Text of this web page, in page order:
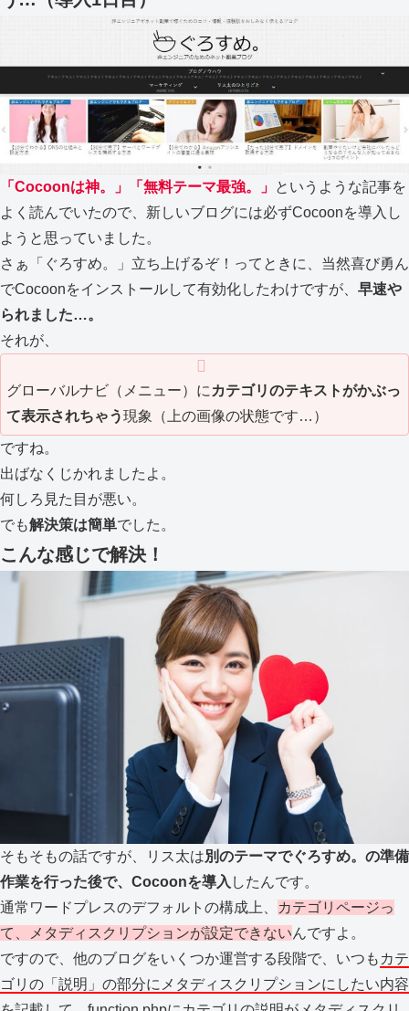
「Cocoonは神。」「無料テーマ最強。」 というような記事を
よく読んでいたので、新しいブログには必ずCocoonを導入し
ようと思っていました。
さぁ「ぐろすめ。」立ち上げるぞ！ってときに、当然喜び勇ん
でCocoonをインストールして有効化したわけですが、 早速や
られました…。
それが、
グローバルナビ（メニュー）に カテゴリのテキストがかぶっ
て表示されちゃう現象（上の画像の状態です…）
ですね。
出ばなくじかれましたよ。
何しろ見た目が悪い。
でも解決策は簡単でした。
こんな感じで解決！
そもそもの話ですが、リス太は別のテーマでぐろすめ。の準備
作業を行った後で、Cocoonを導入 したんです。
通常ワードプレスのデフォルトの構成上、
カテゴリページっ
て、メタディスクリプションが設定できないんですよ。
ですので、他のブログをいくつか運営する段階で、いつも カテ
ゴリの「説明」の部分にメタディスクリプションにしたい内容